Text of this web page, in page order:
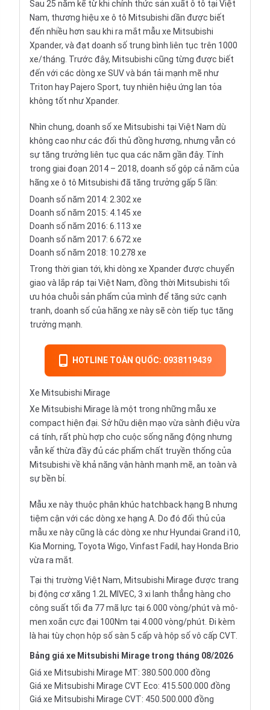
Sau 25 năm kể từ khi chính thức sản xuất ô tô tại Việt
Nam, thương hiệu xe ô tô Mitsubishi dần được biết
đến nhiều hơn sau khi ra mắt mẫu xe Mitsubishi
Xpander, và đạt doanh số trung bình liên tục trên 1000
xe/tháng. Trước đây, Mitsubishi cũng từng được biết
đến với các dòng xe SUVvà bán tải mạnh mẽ như
Triton hay Pajero Sport, tuy nhiên hiệu ứng lan tỏa
không tốt như Xpander.
Nhìn chung, doanh số xe Mitsubishi tại Việt Nam dù
không cao như các đối thủ đồng hương, nhưng vẫn có
sự tăng trưởng liên tục qua các năm gần đây. Tính
trong giai đoạn 2014 – 2018, doanh số gộp cả năm của
hãng xe ô tô Mitsubishi đã tăng trưởng gấp 5 lần:
Doanh số năm 2014: 2.302 xe
Doanh số năm 2015: 4.145 xe
Doanh số năm 2016: 6.113 xe
Doanh số năm 2017: 6.672 xe
Doanh số năm 2018: 10.278 xe
Trong thời gian tới, khi dòng xe Xpander được chuyển
giao và lắp ráp tại Việt Nam, đồng thời Mitsubishi tối
ưu hóa chuỗi sản phẩm của mình để tăng sức cạnh
tranh, doanh số của hãng xe này sẽ còn tiếp tục tăng
trưởng mạnh.
HOTLINE TOÀN QUỐC: 0938119439
Xe Mitsubishi Mirage
Xe Mitsubishi Mirage là một trong những mẫu xe
compact hiện đại. Sở hữu diện mạo vừa sành điệu vừa
cá tính, rất phù hợp cho cuộc sống năng động nhưng
vẫn kế thừa đầy đủ các phẩm chất truyền thống của
Mitsubishi về khả năng vận hành mạnh mẽ, an toàn và
sự bền bỉ.
Mẫu xe này thuộc phân khúc hatchback hạng B nhưng
tiệm cận với các dòng xe hạng A. Do đó đối thủ của
mẫu xe này cũng là các dòng xe như Hyundai Grand i10,
Kia Morning, Toyota Wigo, Vinfast Fadil, hay Honda Brio
vừa ra mắt.
Tại thị trường Việt Nam, Mitsubishi Mirage được trang
bị động cơ xăng 1.2L MIVEC, 3 xi lanh thẳng hàng cho
công suất tối đa 77 mã lực tại 6.000 vòng/phút và mô-
men xoắn cực đại 100Nm tại 4.000 vòng/phút. Đi kèm
là hai tùy chọn hộp số sàn 5 cấp và hộp số vô cấp CVT.
Bảng giá xe Mitsubishi Mirage trong tháng 08/2026
Giá xe Mitsubishi Mirage MT: 380.500.000 đồng
Giá xe Mitsubishi Mirage CVT Eco: 415.500.000 đồng
Giá xe Mitsubishi Mirage CVT: 450.500.000 đồng